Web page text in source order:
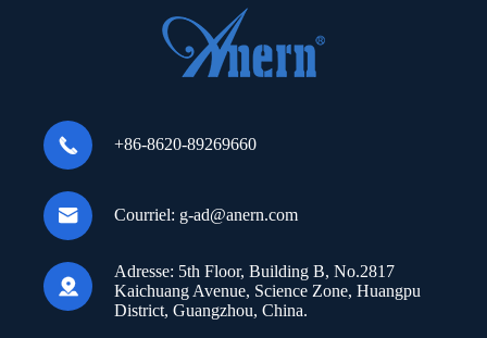
 +86-8620-89269660
 Courriel: g-ad@anern.com

Adresse: 5th Floor, Building B, No.2817
Kaichuang Avenue, Science Zone, Huangpu
District, Guangzhou, China.